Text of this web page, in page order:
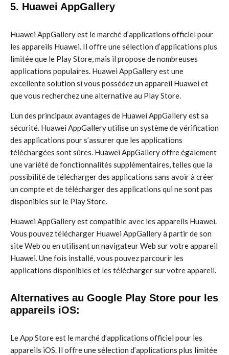
5. Huawei AppGallery
Huawei AppGallery est le marché d’applications officiel pour
les appareils Huawei. Il offre une sélection d’applications plus
limitée que le Play Store, mais il propose de nombreuses
applications populaires. Huawei AppGallery est une
excellente solution si vous possédez un appareil Huawei et
que vous recherchez une alternative au Play Store.
L’un des principaux avantages de Huawei AppGallery est sa
sécurité. Huawei AppGallery utilise un système de vérification
des applications pour s’assurer que les applications
téléchargées sont sûres. Huawei AppGallery offre également
une variété de fonctionnalités supplémentaires, telles que la
possibilité de télécharger des applications sans avoir à créer
un compte et de télécharger des applications qui ne sont pas
disponibles sur le Play Store.
Huawei AppGallery est compatible avec les appareils Huawei.
Vous pouvez télécharger Huawei AppGallery à partir de son
site Web ou en utilisant un navigateur Web sur votre appareil
Huawei. Une fois installé, vous pouvez parcourir les
applications disponibles et les télécharger sur votre appareil.
Alternatives au Google Play Store pour les
appareils iOS:
Le App Store est le marché d’applications officiel pour les
appareils iOS. Il offre une sélection d’applications plus limitée